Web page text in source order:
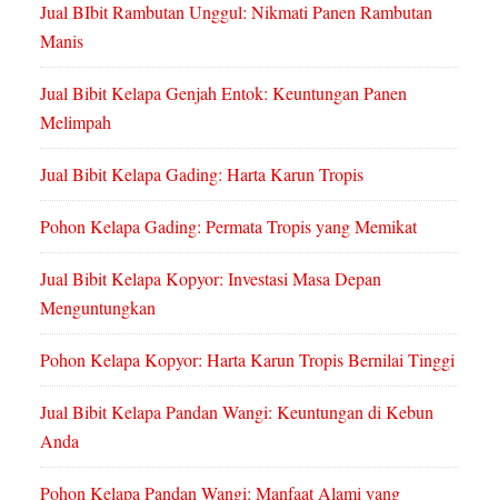
Jual BIbit Rambutan Unggul: Nikmati Panen Rambutan
Manis
Jual Bibit Kelapa Genjah Entok: Keuntungan Panen
Melimpah
Jual Bibit Kelapa Gading: Harta Karun Tropis
Pohon Kelapa Gading: Permata Tropis yang Memikat
Jual Bibit Kelapa Kopyor: Investasi Masa Depan
Menguntungkan
Pohon Kelapa Kopyor: Harta Karun Tropis Bernilai Tinggi
Jual Bibit Kelapa Pandan Wangi: Keuntungan di Kebun
Anda
Pohon Kelapa Pandan Wangi: Manfaat Alami yang